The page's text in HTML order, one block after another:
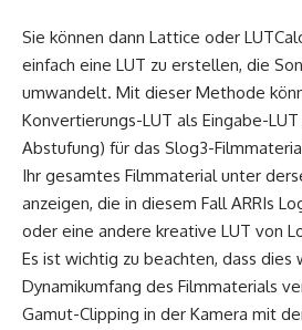
Sie können dann Lattice oder
einfach eine LUT zu erstellen, die
umwandelt. Mit dieser Methode
Konvertierungs-LUT als Eingabe-
Abstufung) für das Slog3-
Ihr gesamtes Filmmaterial unter
anzeigen, die in diesem Fall ARRIs
oder eine andere kreative LUT von
Es ist wichtig zu beachten, dass dies
Dynamikumfang des Filmmaterials
Gamut-Clipping in der Kamera mit